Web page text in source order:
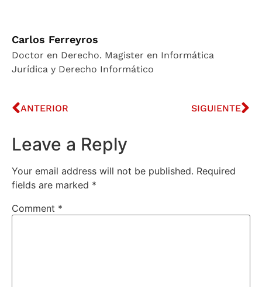
Carlos Ferreyros
Doctor en Derecho. Magister en Informática
Jurídica y Derecho Informático
ANTERIOR SIGUIENTE
Leave a Reply
Your email address will not be published. Required
fields are marked *
Comment *